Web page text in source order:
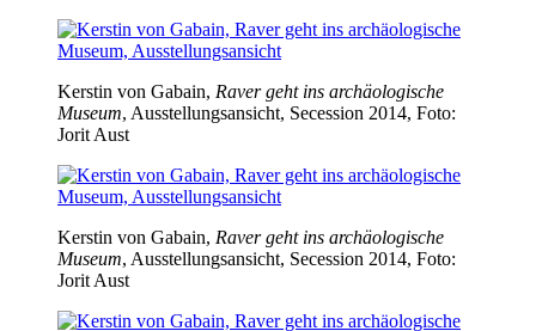
Kerstin von Gabain, Raver geht ins archäologische
Museum, Ausstellungsansicht, Secession 2014, Foto:
Jorit Aust
Kerstin von Gabain, Raver geht ins archäologische
Museum, Ausstellungsansicht, Secession 2014, Foto:
Jorit Aust